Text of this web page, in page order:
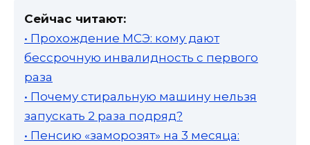
Сейчас читают:
• Прохождение МСЭ: кому дают
бессрочную инвалидность с первого
раза
• Почему стиральную машину нельзя
запускать 2 раза подряд?
• Пенсию «заморозят» на 3 месяца: